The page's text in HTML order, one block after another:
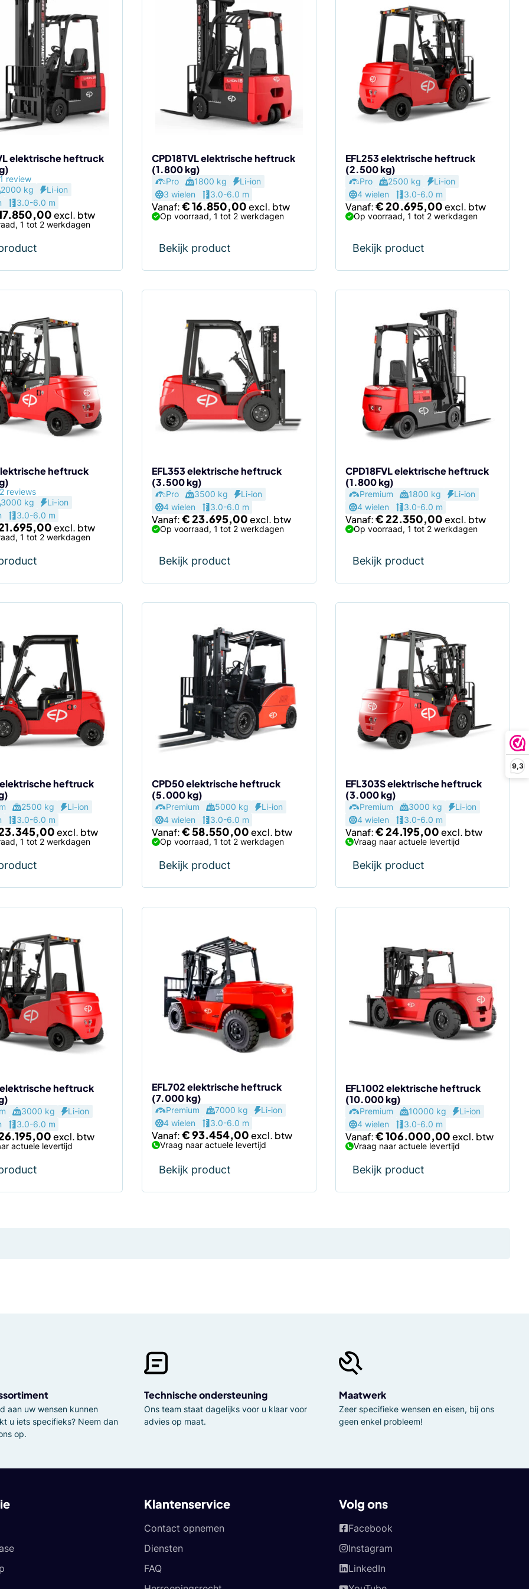
9,3
elektrische heftruck
1 review
2000 kg
Li-ion
3.0-6.0 m
1 tot 2 werkdagen
CPD18TVL elektrische heftruck
(1.800 kg)
Pro 1800 kg
Li-ion
3 wielen
3.0-6.0 m
Vanaf:€16.850,00
Op voorraad, 1 tot 2 werkdagen
Bekijk product
gekozen
de
productpagina
EFL253 elektrische heftruck
(2.500 kg)
Pro 2500 kg
Li-ion
4 wielen
3.0-6.0 m
Vanaf:€20.695,00
Op voorraad, 1 tot 2 werkdagen
Bekijk product
product
meerdere
variaties.
Deze
optie
kan
gekozen
de
productpagina
heftruck
reviews
3000 kg
Li-ion
3.0-6.0 m
1 tot 2 werkdagen
EFL353 elektrische heftruck
(3.500 kg)
Pro 3500 kg
Li-ion
4 wielen
3.0-6.0 m
Vanaf:€23.695,00
Op voorraad, 1 tot 2 werkdagen
Bekijk product
product
meerdere
variaties.
Deze
optie
kan
gekozen
de
productpagina
CPD18FVL elektrische heftruck
(1.800 kg)
Premium 1800 kg
Li-ion
4 wielen
3.0-6.0 m
Vanaf:€22.350,00
Op voorraad, 1 tot 2 werkdagen
Bekijk product
product
meerdere
variaties.
Deze
optie
gekozen
worden
de
productpagina
elektrische heftruck
2500 kg
Li-ion
3.0-6.0 m
1 tot 2 werkdagen
CPD50 elektrische heftruck
(5.000 kg)
Premium 5000 kg
Li-ion
4 wielen
3.0-6.0 m
Vanaf:€58.550,00
Op voorraad, 1 tot 2 werkdagen
Bekijk product
variaties.
gekozen
de
productpagina
EFL303S elektrische heftruck
(3.000 kg)
Premium 3000 kg
Li-ion
4 wielen
3.0-6.0 m
Vanaf:€24.195,00
Vraag naar actuele levertijd
Bekijk product
product
meerdere
variaties.
Deze
optie
kan
gekozen
de
productpagina
elektrische heftruck
3000 kg
Li-ion
3.0-6.0 m
actuele levertijd
EFL702 elektrische heftruck
(7.000 kg)
Premium 7000 kg
Li-ion
4 wielen
3.0-6.0 m
Vanaf:€93.454,00
Vraag naar actuele levertijd
Bekijk product
meerdere
variaties.
Deze
optie
de
productpagina
EFL1002 elektrische heftruck
(10.000 kg)
Premium 10000 kg
Li-ion
4 wielen
3.0-6.0 m
Vanaf:€106.000,00
Vraag naar actuele levertijd
Bekijk product
meerdere
variaties.
Deze
de
productpagina
aan uw wensen kunnen
u iets specifieks? Neem dan
op.
Technische ondersteuning
Ons team staat dagelijks voor u klaar voor
advies op maat.
Maatwerk
Zeer specifieke wensen en eisen, bij ons
geen enkel probleem!
Klantenservice
Contact opnemen
Diensten
FAQ
Volg ons
Facebook
Instagram
LinkedIn